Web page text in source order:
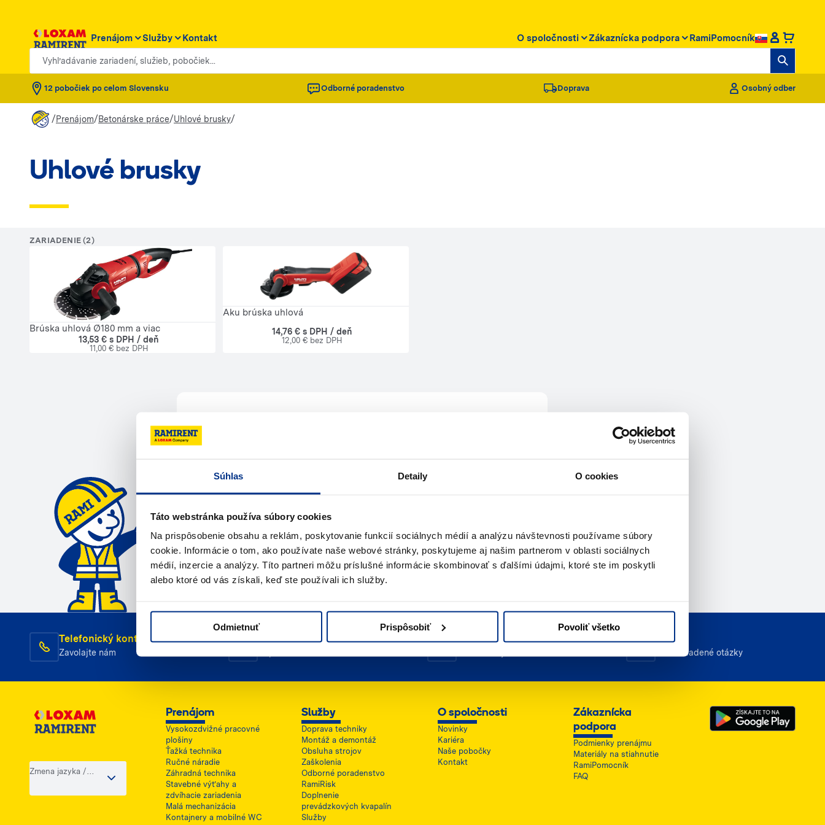
Súhlas Detaily O cookies
Táto webstránka používa súbory cookies
Na prispôsobenie obsahu a reklám, poskytovanie funkcií sociálnych médií a analýzu návštevnosti používame súbory
cookie. Informácie o tom, ako používate naše webové stránky, poskytujeme aj našim partnerom v oblasti sociálnych
médií, inzercie a analýzy. Títo partneri môžu príslušné informácie skombinovať s ďalšími údajmi, ktoré ste im poskytli
alebo ktoré od vás získali, keď ste používali ich služby.
Odmietnuť Prispôsobiť Povoliť všetko
Prenájom Služby Kontakt O spoločnosti Zákaznícka podpora RamiPomocník
Vyhľadávanie zariadení, služieb, pobočiek...
12 pobočiek po celom Slovensku Odborné poradenstvo Doprava Osobný odber
/Prenájom/Betonárske práce/Uhlové brusky/
Uhlové brusky
ZARIADENIE (2)
Brúska uhlová Ø180 mm a viac
13,53 € s DPH / deň
11,00 € bez DPH
Aku brúska uhlová
14,76 € s DPH / deň
12,00 € bez DPH
Kontaktujte nás
Zavolajte nám
Telefonický kontakt
Zavolajte nám
E-mailový kontakt Umiestnenie FAQ
Často kladené otázky
Zmena jazyka /
Prenájom
Vysokozdvižné pracovné
plošiny
Ťažká technika
Ručné náradie
Záhradná technika
Stavebné výťahy a
zdvíhacie zariadenia
Malá mechanizácia
Kontajnery a mobilné WC
Služby
Doprava techniky
Montáž a demontáž
Obsluha strojov
Zaškolenia
Odborné poradenstvo
RamiRisk
Doplnenie
prevádzkových kvapalín
Služby
O spoločnosti
Novinky
Kariéra
Naše pobočky
Kontakt
Zákaznícka
podpora
Podmienky prenájmu
Materiály na stiahnutie
RamiPomocník
FAQ